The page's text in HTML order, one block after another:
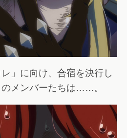
」に向け、合宿を決行し
メンバーたちは……。